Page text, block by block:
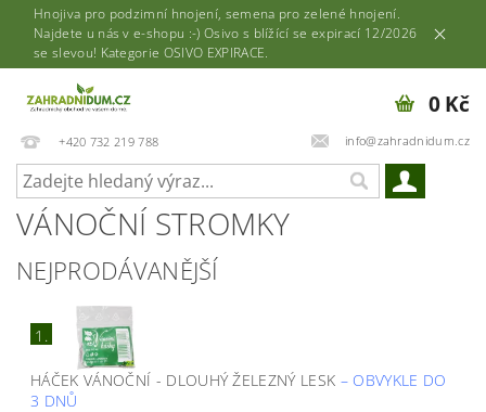
Hnojiva pro podzimní hnojení, semena pro zelené hnojení.
Najdete u nás v e-shopu :-) Osivo s blížící se expirací 12/2026
se slevou! Kategorie OSIVO EXPIRACE.
+420 732 219 788 info@zahradnidum.cz
0 Kč
VÁNOČNÍ STROMKY
NEJPRODÁVANĚJŠÍ
1.
HÁČEK VÁNOČNÍ - DLOUHÝ ŽELEZNÝ LESK – OBVYKLE DO
3 DNŮ